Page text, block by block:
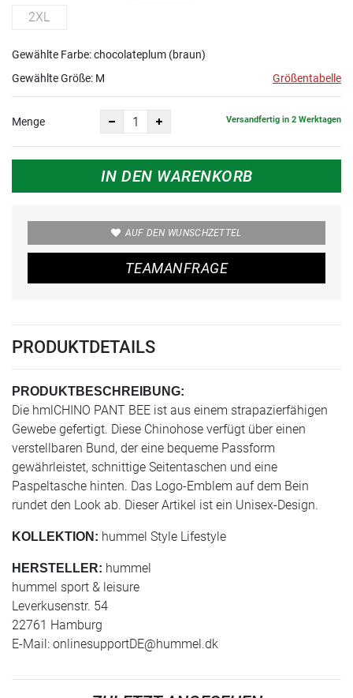
2XL
Gewählte Farbe: chocolateplum (braun)
Gewählte Größe: M Größentabelle
Menge Versandfertig in 2 Werktagen
IN DEN WARENKORB
AUF DEN WUNSCHZETTEL
TEAMANFRAGE
PRODUKTDETAILS
PRODUKTBESCHREIBUNG:
Die hmlCHINO PANT BEE ist aus einem strapazierfähigen
Gewebe gefertigt. Diese Chinohose verfügt über einen
verstellbaren Bund, der eine bequeme Passform
gewährleistet, schnittige Seitentaschen und eine
Paspeltasche hinten. Das Logo-Emblem auf dem Bein
rundet den Look ab. Dieser Artikel ist ein Unisex-Design.
KOLLEKTION: hummel Style Lifestyle
HERSTELLER: hummel
hummel sport & leisure
Leverkusenstr. 54
22761 Hamburg
E-Mail: onlinesupportDE@hummel.dk